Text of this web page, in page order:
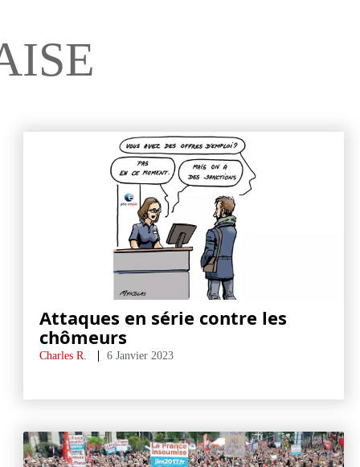
Attaques en série contre les
chômeurs
Charles R. 6 Janvier 2023